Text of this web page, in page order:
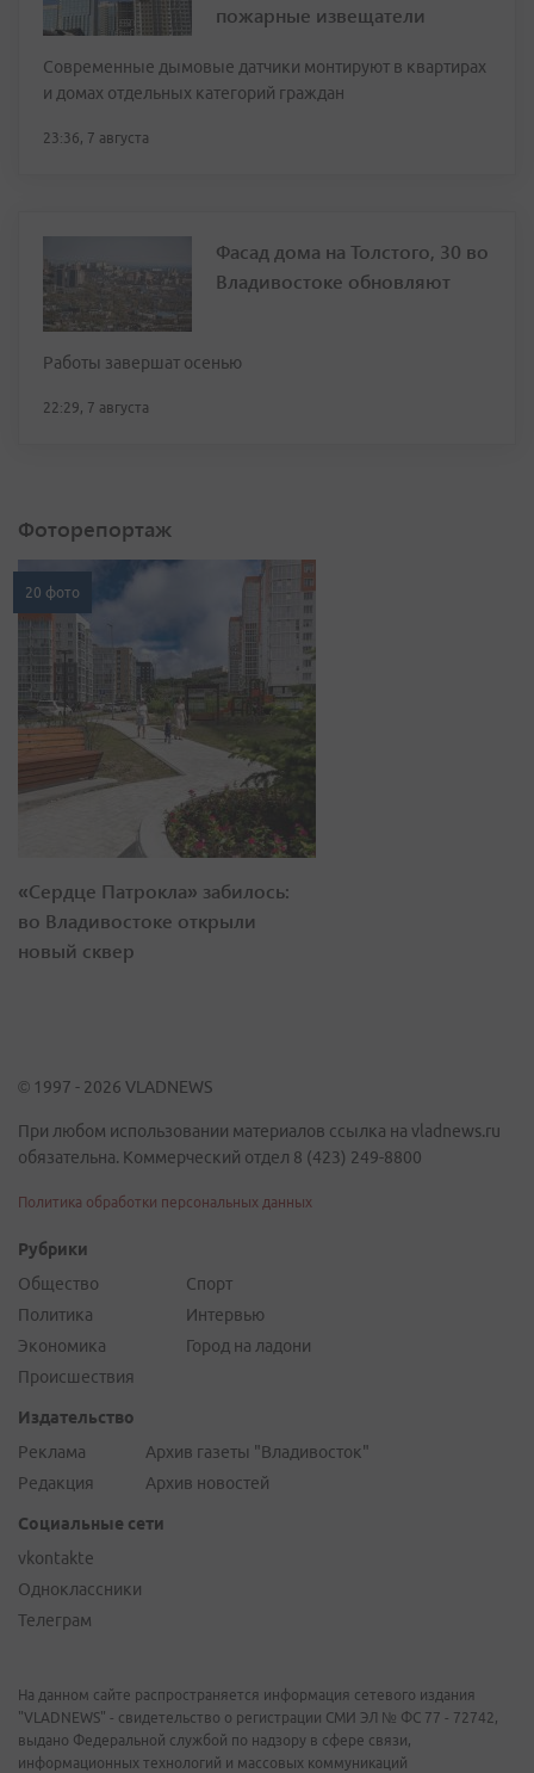
пожарные извещатели
Современные дымовые датчики монтируют в квартирах
и домах отдельных категорий граждан
23:36, 7 августа
Фасад дома на Толстого, 30 во
Владивостоке обновляют
Работы завершат осенью
22:29, 7 августа
Фоторепортаж
20 фото
«Сердце Патрокла» забилось:
во Владивостоке открыли
новый сквер
© 1997 - 2026 VLADNEWS
При любом использовании материалов ссылка на vladnews.ru
обязательна. Коммерческий отдел 8 (423) 249-8800
Политика обработки персональных данных
Рубрики
Общество
Политика
Экономика
Происшествия
Спорт
Интервью
Город на ладони
Издательство
Реклама
Редакция
Архив газеты "Владивосток"
Архив новостей
Социальные сети
vkontakte
Одноклассники
Телеграм
На данном сайте распространяется информация сетевого издания
"VLADNEWS" - свидетельство о регистрации СМИ ЭЛ № ФС 77 - 72742,
выдано Федеральной службой по надзору в сфере связи,
информационных технологий и массовых коммуникаций